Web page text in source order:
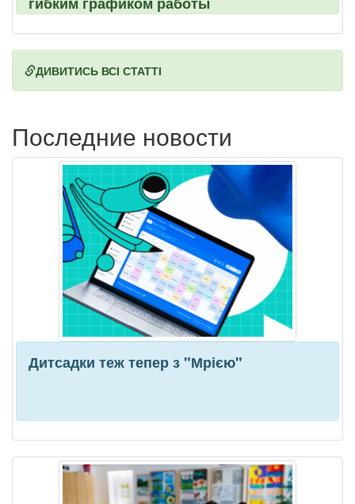
ДИВИТИСЬ ВСІ СТАТТІ
Последние новости
Дитсадки теж тепер з "Мрією"